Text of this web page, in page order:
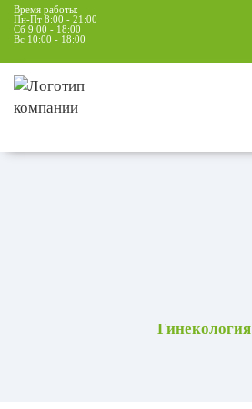
Время работы:
Пн-Пт 8:00 - 21:00
Сб 9:00 - 18:00
Вс 10:00 - 18:00
Гинекология